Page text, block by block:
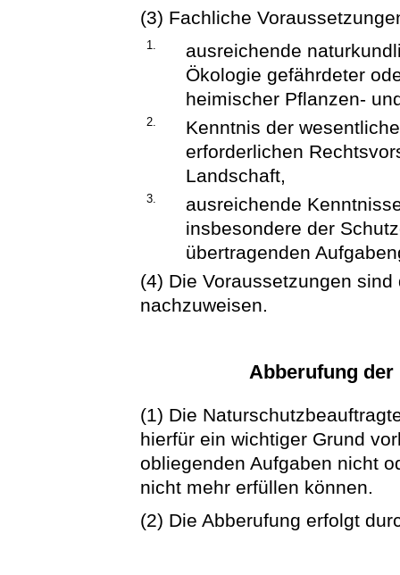
(3) Fachliche
1.
ausreichende
Ökologie gefährdeter
heimischer Pflanzen-
2.
Kenntnis der
erforderlichen
Landschaft,
3.
ausreichende
insbesondere der
übertragenden
(4) Die Voraussetzungen
nachzuweisen.
Abberufung der
(1) Die
hierfür ein wichtiger Grund
obliegenden Aufgaben nicht
nicht mehr erfüllen können.
(2) Die Abberufung erfolgt